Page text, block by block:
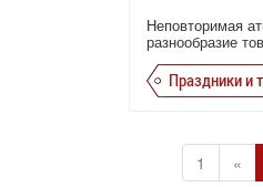
Неповторимая
разнообразие
Праздники и
1 «